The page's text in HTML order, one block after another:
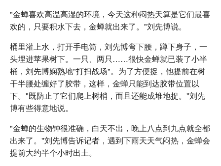
"金蝉喜欢高温高湿的环境，今天这种闷热天算是它们最喜
欢的，只要积水下去，金蝉就出来了。"刘先博说。
桶里灌上水，打开手电筒，刘先博弯下腰，蹲下身子，一
头埋进苹果树下。一只、两只……很快金蝉就已装了小半
桶，刘先博娴熟地"打扫战场"。为了方便捉，他提前在树
干半腰处缠好了胶带，这样，金蝉只能到达胶带位置以
下。"既防止了它们爬上树梢，而且还能成堆地捉。"刘先
博有些得意地说。
"金蝉的生物钟很准确，白天不出，晚上八点到九点就全都
出来了。"刘先博告诉记者，遇到下雨天天气闷热，金蝉会
提前大约半个小时出土。